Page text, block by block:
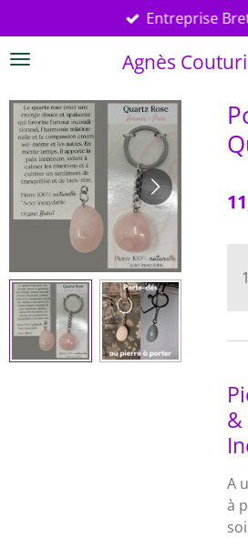
au
contenu
Agnès
Entreprise
&
A
à